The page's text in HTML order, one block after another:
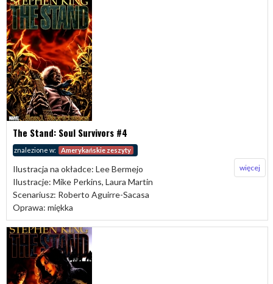
The Stand: Soul Survivors #4
znalezione w: Amerykańskie zeszyty
Ilustracja na okładce: Lee Bermejo
Ilustracje: Mike Perkins, Laura Martin
Scenariusz: Roberto Aguirre-Sacasa
Oprawa: miękka
więcej